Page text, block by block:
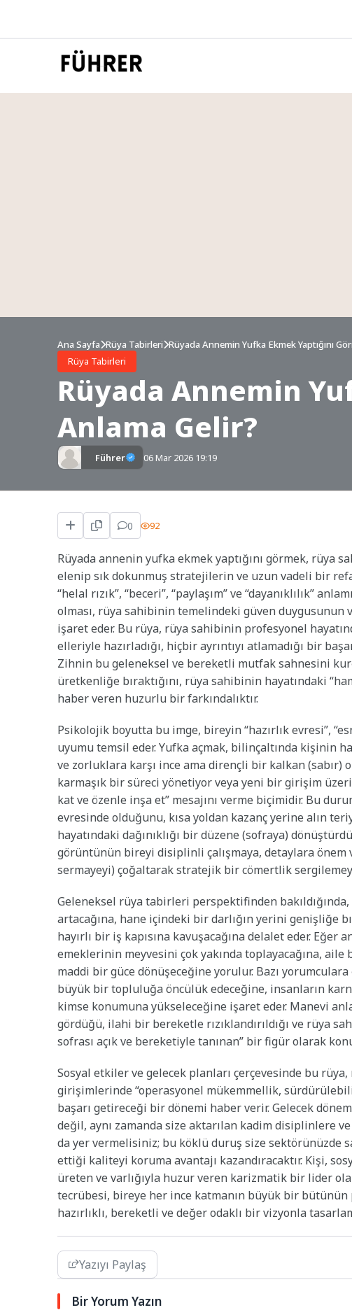
Ana Sayfa Rüya Tabirleri Rüyada Annemin Yufka Ekmek Yaptığını
Rüya Tabirleri
Rüyada Annemin
Anlama Gelir?
Führer 06 Mar 2026 19:19
0 92
Rüyada annenin yufka ekmek yaptığını görmek, rüya
elenip sık dokunmuş stratejilerin ve uzun vadeli bir
“helal rızık”, “beceri”, “paylaşım” ve “dayanıklılık”
olması, rüya sahibinin temelindeki güven
işaret eder. Bu rüya, rüya sahibinin profesyonel
elleriyle hazırladığı, hiçbir ayrıntıyı atlamadığı bir
Zihnin bu geleneksel ve bereketli mutfak sahnesini
üretkenliğe bıraktığını, rüya sahibinin hayatındaki
haber veren huzurlu bir farkındalıktır.
Psikolojik boyutta bu imge, bireyin “hazırlık evresi”,
uyumu temsil eder. Yufka açmak, bilinçaltında kişinin
ve zorluklara karşı ince ama dirençli bir kalkan (sabır)
karmaşık bir süreci yönetiyor veya yeni bir girişim
kat ve özenle inşa et” mesajını verme biçimidir. Bu
evresinde olduğunu, kısa yoldan kazanç yerine alın
hayatındaki dağınıklığı bir düzene (sofraya)
görüntünün bireyi disiplinli çalışmaya, detaylara önem
sermayeyi) çoğaltarak stratejik bir cömertlik
Geleneksel rüya tabirleri perspektifinden
artacağına, hane içindeki bir darlığın yerini genişliğe
hayırlı bir iş kapısına kavuşacağına delalet eder.
emeklerinin meyvesini çok yakında toplayacağına,
maddi bir güce dönüşeceğine yorulur. Bazı
büyük bir topluluğa öncülük edeceğine, insanların
kimse konumuna yükseleceğine işaret eder. Manevi
gördüğü, ilahi bir bereketle rızıklandırıldığı ve rüya
sofrası açık ve bereketiyle tanınan” bir figür olarak
Sosyal etkiler ve gelecek planları çerçevesinde bu
girişimlerinde “operasyonel mükemmellik,
başarı getireceği bir dönemi haber verir. Gelecek
değil, aynı zamanda size aktarılan kadim disiplinlere
da yer vermelisiniz; bu köklü duruş size sektörünüzde
ettiği kaliteyi koruma avantajı kazandıracaktır. Kişi,
üreten ve varlığıyla huzur veren karizmatik bir lider
tecrübesi, bireye her ince katmanın büyük bir
hazırlıklı, bereketli ve değer odaklı bir vizyonla
Yazıyı Paylaş
Bir Yorum Yazın